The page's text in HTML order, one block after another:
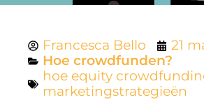
Francesca Bello
21
Hoe crowdfunden?
hoe equity
marketingstrategieën